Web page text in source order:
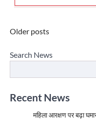
Posts
Older posts
Search News
Recent News
महिला आरक्षण पर बढ़ा